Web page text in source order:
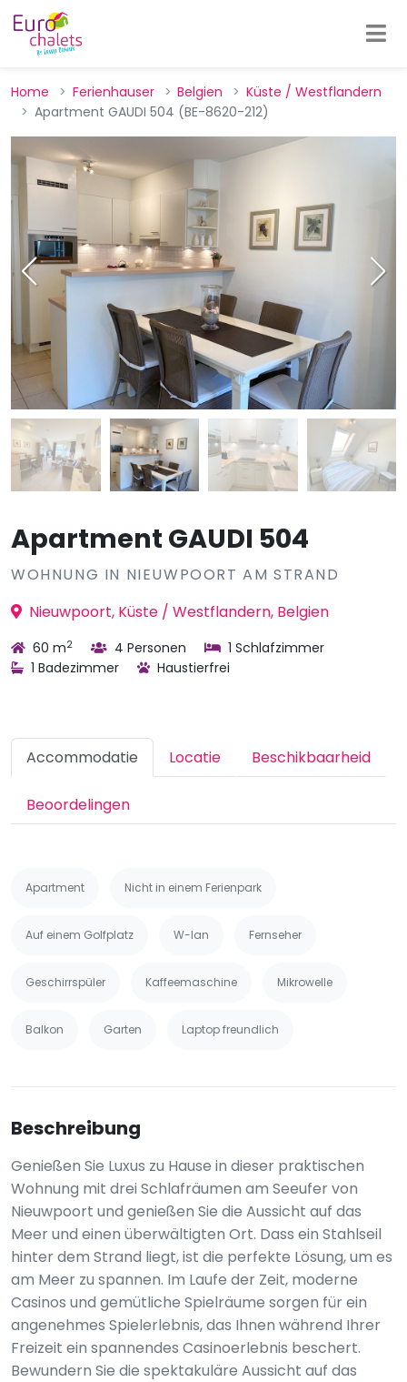
Home Ferienhauser Belgien
Küste / Westflandern
Apartment GAUDI 504 (BE-8620-212)
Apartment GAUDI 504
WOHNUNG IN NIEUWPOORT AM STRAND
Nieuwpoort, Küste / Westflandern, Belgien
60 m2 4 Personen
1 Schlafzimmer
1 Badezimmer
Haustierfrei
Accommodatie Locatie Beschikbaarheid
Beoordelingen
Apartment Nicht in einem Ferienpark
Auf einem Golfplatz W-lan Fernseher
Geschirrspüler Kaffeemaschine Mikrowelle
Balkon Garten Laptop freundlich
Beschreibung
Genießen Sie Luxus zu Hause in dieser praktischen
Wohnung mit drei Schlafräumen am Seeufer von
Nieuwpoort und genießen Sie die Aussicht auf das
Meer und einen überwältigten Ort. Dass ein Stahlseil
hinter dem Strand liegt, ist die perfekte Lösung, um es
am Meer zu spannen. Im Laufe der Zeit, moderne
Casinos und gemütliche Spielräume sorgen für ein
angenehmes Spielerlebnis, das Ihnen während Ihrer
Freizeit ein spannendes Casinoerlebnis beschert.
Bewundern Sie die spektakuläre Aussicht auf das